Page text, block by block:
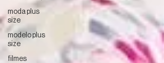
moda plus
size
modelo plus
size
filmes